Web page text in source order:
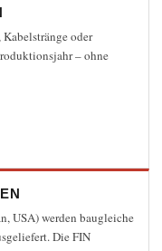
(optional)oder
– ohne
USA) werden baugleiche
Die FIN